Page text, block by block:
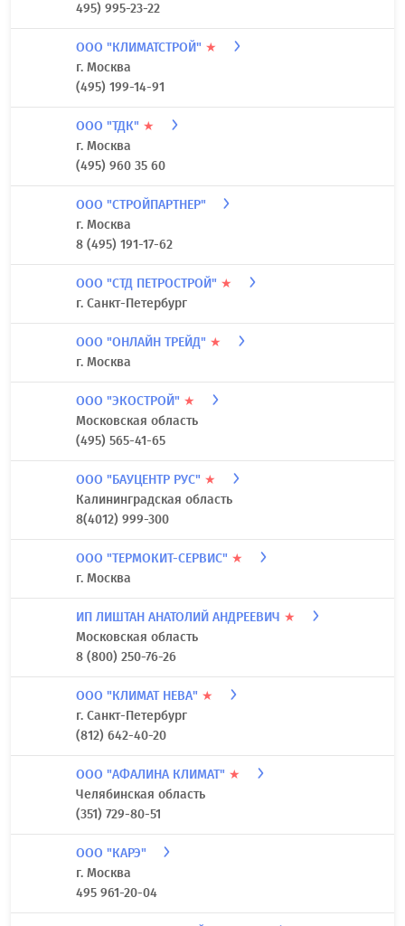
495) 995-23-22
ООО "КЛИМАТСТРОЙ" ★
г. Москва
(495) 199-14-91
ООО "ТДК" ★
г. Москва
(495) 960 35 60
ООО "СТРОЙПАРТНЕР"
г. Москва
8 (495) 191-17-62
ООО "СТД ПЕТРОСТРОЙ" ★
г. Санкт-Петербург
ООО "ОНЛАЙН ТРЕЙД" ★
г. Москва
ООО "ЭКОСТРОЙ" ★
Московская область
(495) 565-41-65
ООО "БАУЦЕНТР РУС" ★
Калининградская область
8(4012) 999-300
ООО "ТЕРМОКИТ-СЕРВИС" ★
г. Москва
ИП ЛИШТАН АНАТОЛИЙ АНДРЕЕВИЧ ★
Московская область
8 (800) 250-76-26
ООО "КЛИМАТ НЕВА" ★
г. Санкт-Петербург
(812) 642-40-20
ООО "АФАЛИНА КЛИМАТ" ★
Челябинская область
(351) 729-80-51
ООО "КАРЭ"
г. Москва
495 961-20-04